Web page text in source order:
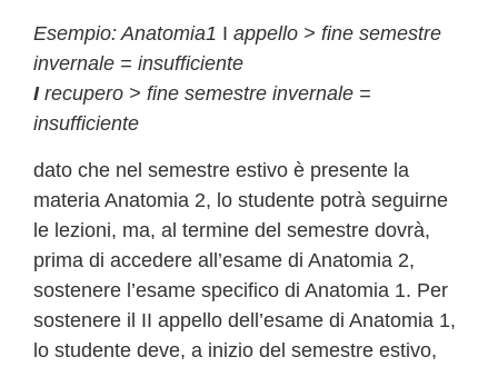
Esempio: Anatomia1 I appello > fine semestre
invernale = insufficiente
Irecupero > fine semestre invernale =
insufficiente
dato che nel semestre estivo è presente la
materia Anatomia 2, lo studente potrà seguirne
le lezioni, ma, al termine del semestre dovrà,
prima di accedere all’esame di Anatomia 2,
sostenere l’esame specifico di Anatomia 1. Per
sostenere il II appello dell’esame di Anatomia 1,
lo studente deve, a inizio del semestre estivo,